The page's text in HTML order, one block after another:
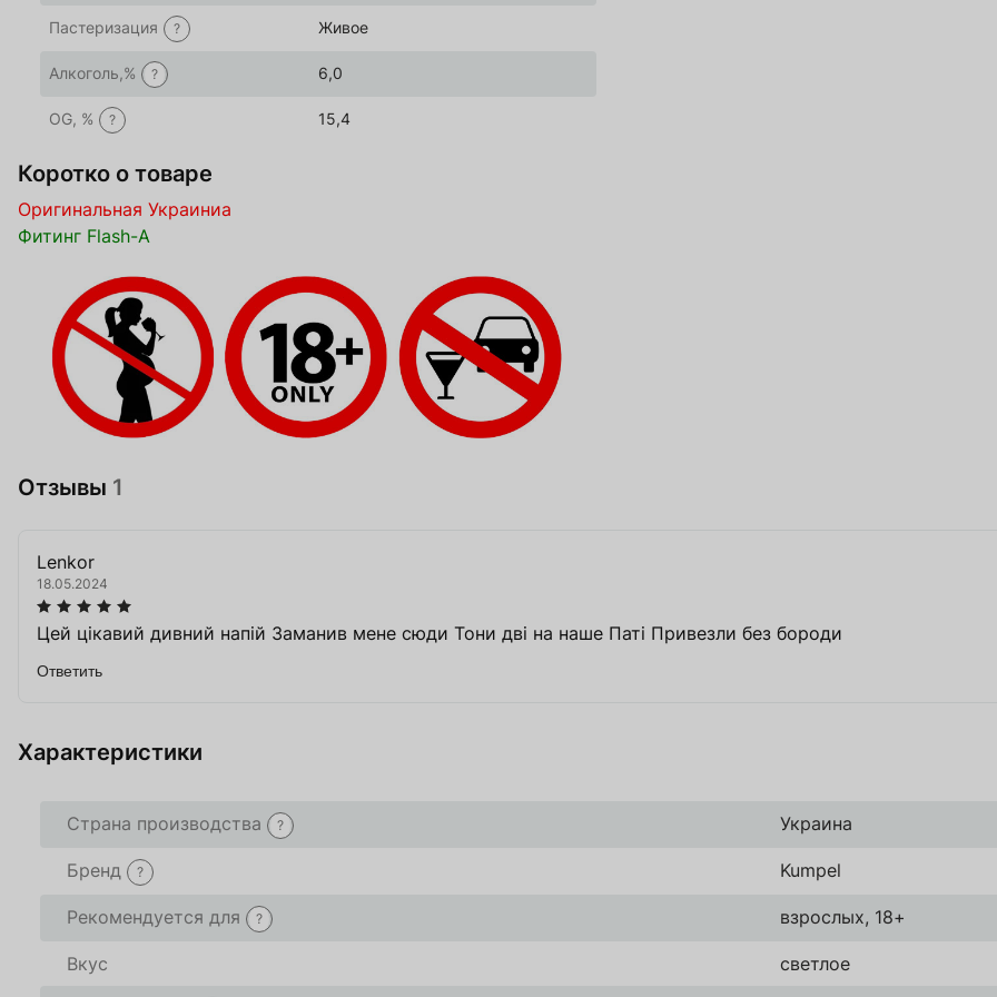
Пастеризация ? Живое
Алкоголь,% ? 6,0
OG, % ? 15,4
Коротко о товаре
Оригинальная Украиниа
Фитинг Flash-A
Отзывы 1
Lenkor
18.05.2024
Цей цікавий дивний напій Заманив мене сюди Тони дві на наше Паті Привезли без бороди
Ответить
Характеристики
Страна производства ? Украина
Бренд ? Kumpel
Рекомендуется для ? взрослых, 18+
Вкус
светлое